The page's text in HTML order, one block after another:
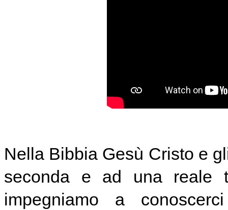
Nella Bibbia Gesù Cristo e
seconda e ad una reale
impegniamo a